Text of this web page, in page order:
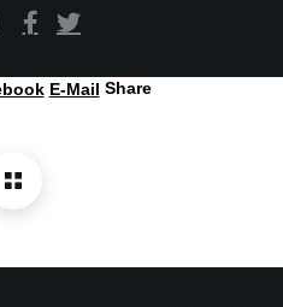
Share
E-Mail